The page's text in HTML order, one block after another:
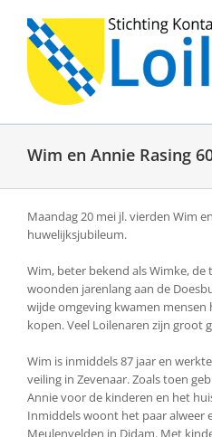
inhoud
Wim en Annie Rasing
Maandag 20 mei jl. vierden Wim
huwelijksjubileum.
Wim, beter bekend als Wimke, de
woonden jarenlang aan de
wijde omgeving kwamen
kopen. Veel Loilenaren zijn groot
Wim is inmiddels 87 jaar en
veiling in Zevenaar. Zoals toen
Annie voor de kinderen en het
Inmiddels woont het paar alweer
Meulenvelden in Didam. Met